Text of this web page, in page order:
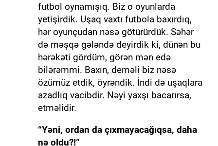
futbol oynamışıq. Biz o oyunlarda
yetişirdik. Uşaq vaxtı futbola baxırdıq,
hər oyunçudan nəsə götürürdük. Səhər
də məşqə gələndə deyirdik ki, dünən bu
hərəkəti gördüm, görən mən edə
bilərəmmi. Baxın, deməli biz nəsə
özümüz etdik, öyrəndik. İndi də uşaqlara
azadlıq vacibdir. Nəyi yaxşı bacarırsa,
etməlidir.
“Yəni, ordan da çıxmayacağıqsa, daha
nə oldu?!”